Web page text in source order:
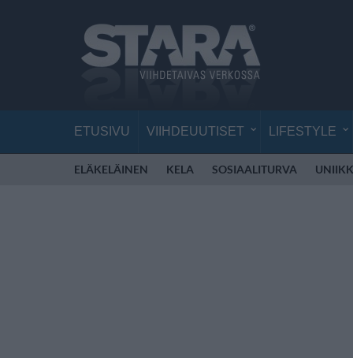
ETUSIVU VIIHDEUUTISET LIFESTYLE
ELÄKELÄINEN KELA SOSIAALITURVA